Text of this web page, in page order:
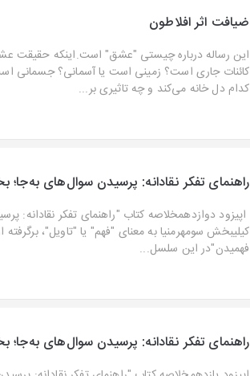
ضیافت اثر افلاطون
این رساله درباره چیستی "عشق" است.اینکه
کائنات جاری است؟ زمینی است یا آسمانی؟ جسمانی
کدام دل‌ خانه می‌کند و چه تاثیری بر...
راهنمای تفکر نقادانه: پرسیدن سوال‌های
اپیزود دوازدهمخلاصه کتاب "راهنمای تفکر نقادانه:
کیلیبخش سومهرمنیا به معنای "فهم" یا "تاویل"،
فهمیدن"در این سلسل...
راهنمای تفکر نقادانه: پرسیدن سوال‌های